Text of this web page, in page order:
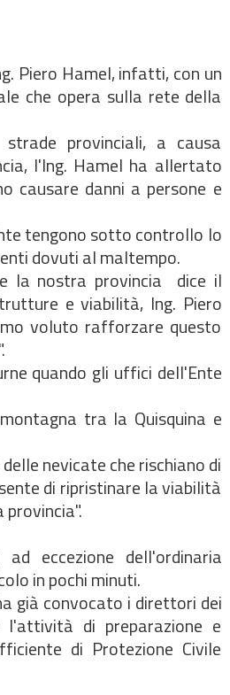
Piero Hamel, infatti, con un
che opera sulla rete della
provinciali, a causa
l'Ing. Hamel ha allertato
causare danni a persone e
tengono sotto controllo lo
dovuti al maltempo.
la nostra provincia  dice il
e viabilità, Ing. Piero
voluto rafforzare questo
quando gli uffici dell'Ente
tra la Quisquina e
nevicate che rischiano di
di ripristinare la viabilità
eccezione dell'ordinaria
in pochi minuti.
già convocato i direttori dei
l'attività di preparazione e
di Protezione Civile